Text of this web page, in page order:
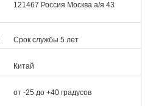
121467 Россия Москва а/я 43
Срок службы 5 лет
Китай
от -25 до +40 градусов